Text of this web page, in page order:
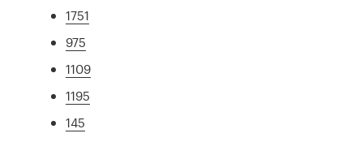
1751
975
1109
1195
145